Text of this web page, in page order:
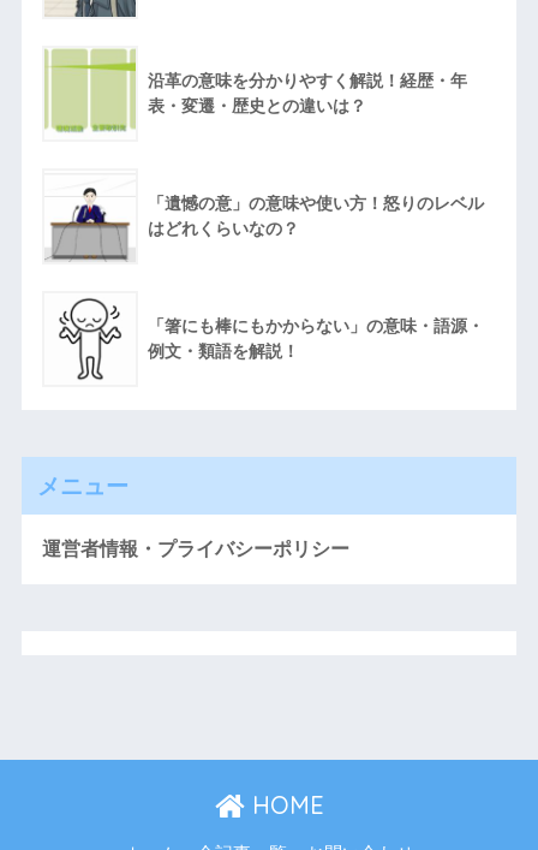
沿革の意味を分かりやすく解説！経歴・年
表・変遷・歴史との違いは？
「遺憾の意」の意味や使い方！怒りのレベル
はどれくらいなの？
「箸にも棒にもかからない」の意味・語源・
例文・類語を解説！
メニュー
運営者情報・プライバシーポリシー
HOME